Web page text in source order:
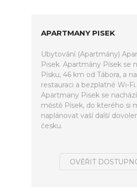
APARTMANY PISEK
Ubytování (Apartmány)
Pisek. Apartmány Písek se
Písku, 46 km od Tábora, a
restauraci a bezplatné Wi-
Apartmany Pisek se
městě Písek, do kterého si
naplánovat vaší další
česku.
OVĚŘIT